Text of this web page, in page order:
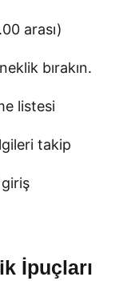
arası)
bırakın.
listesi
takip
İpuçları